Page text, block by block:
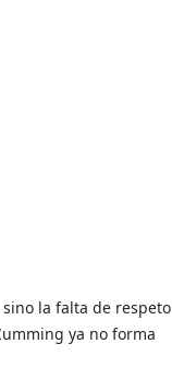
la falta de respeto
ya no forma